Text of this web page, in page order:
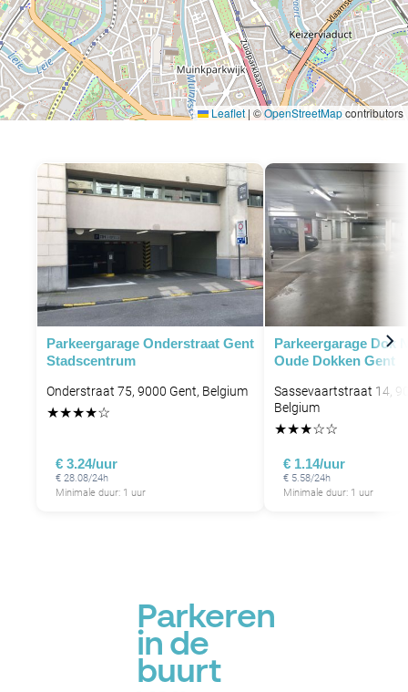
Leaflet |©OpenStreetMapcontributors
Parkeergarage Onderstraat Gent
Stadscentrum
Onderstraat 75, 9000 Gent, Belgium
★★★★☆
€ 3.24/uur
€ 28.08/24h
Minimale duur: 1 uur
Parkeergarage Dok
Oude Dokken Gent
Sassevaartstraat 14,
Belgium
★★★☆☆
€ 1.14/uur
€ 5.58/24h
Minimale duur: 1 uur
Parkeren
in de
buurt